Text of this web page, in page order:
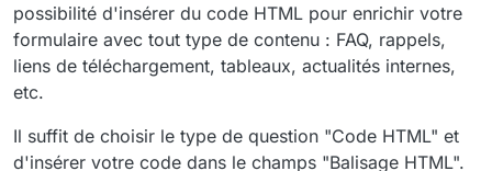
possibilité d'insérer du code HTML pour enrichir votre
formulaire avec tout type de contenu : FAQ, rappels,
liens de téléchargement, tableaux, actualités internes,
etc.
Il suffit de choisir le type de question "Code HTML" et
d'insérer votre code dans le champs "Balisage HTML".